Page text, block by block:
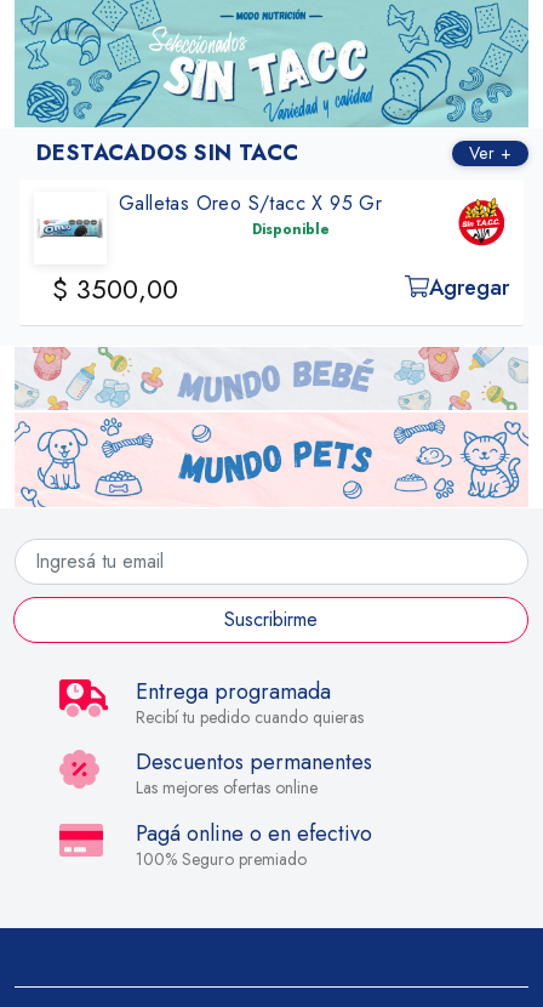
DESTACADOS SIN TACC Ver +
Galletas Oreo S/tacc X 95 Gr
Disponible
$ 3500,00 Agregar
Suscribirme
Entrega programada
Recibí tu pedido cuando quieras
Descuentos permanentes
Las mejores ofertas online
Pagá online o en efectivo
100% Seguro premiado